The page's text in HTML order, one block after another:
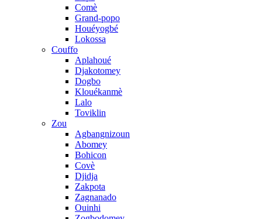
Comè
Grand-popo
Houéyogbé
Lokossa
Couffo
Aplahoué
Djakotomey
Dogbo
Klouékanmè
Lalo
Toviklin
Zou
Agbangnizoun
Abomey
Bohicon
Covè
Djidja
Zakpota
Zagnanado
Ouinhi